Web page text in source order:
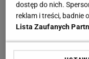
nie żałuje
zapytał go: "czy ty
żeby odcinek
dostęp do nich.
reklam i treści, badnie
Lista Zaufanych